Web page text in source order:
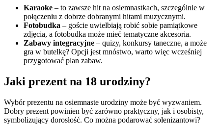
Karaoke – to zawsze hit na osiemnastkach, szczególnie w
połączeniu z dobrze dobranymi hitami muzycznymi.
Fotobudka – goście uwielbiają robić sobie pamiątkowe
zdjęcia, a fotobudka może mieć tematyczne akcesoria.
Zabawy integracyjne – quizy, konkursy taneczne, a może
gra w butelkę? Opcji jest mnóstwo, warto więc wcześniej
przygotować plan zabaw.
Jaki prezent na 18 urodziny?
Wybór prezentu na osiemnaste urodziny może być wyzwaniem.
Dobry prezent powinien być zarówno praktyczny, jak i osobisty,
symbolizujący dorosłość. Co można podarować solenizantowi?